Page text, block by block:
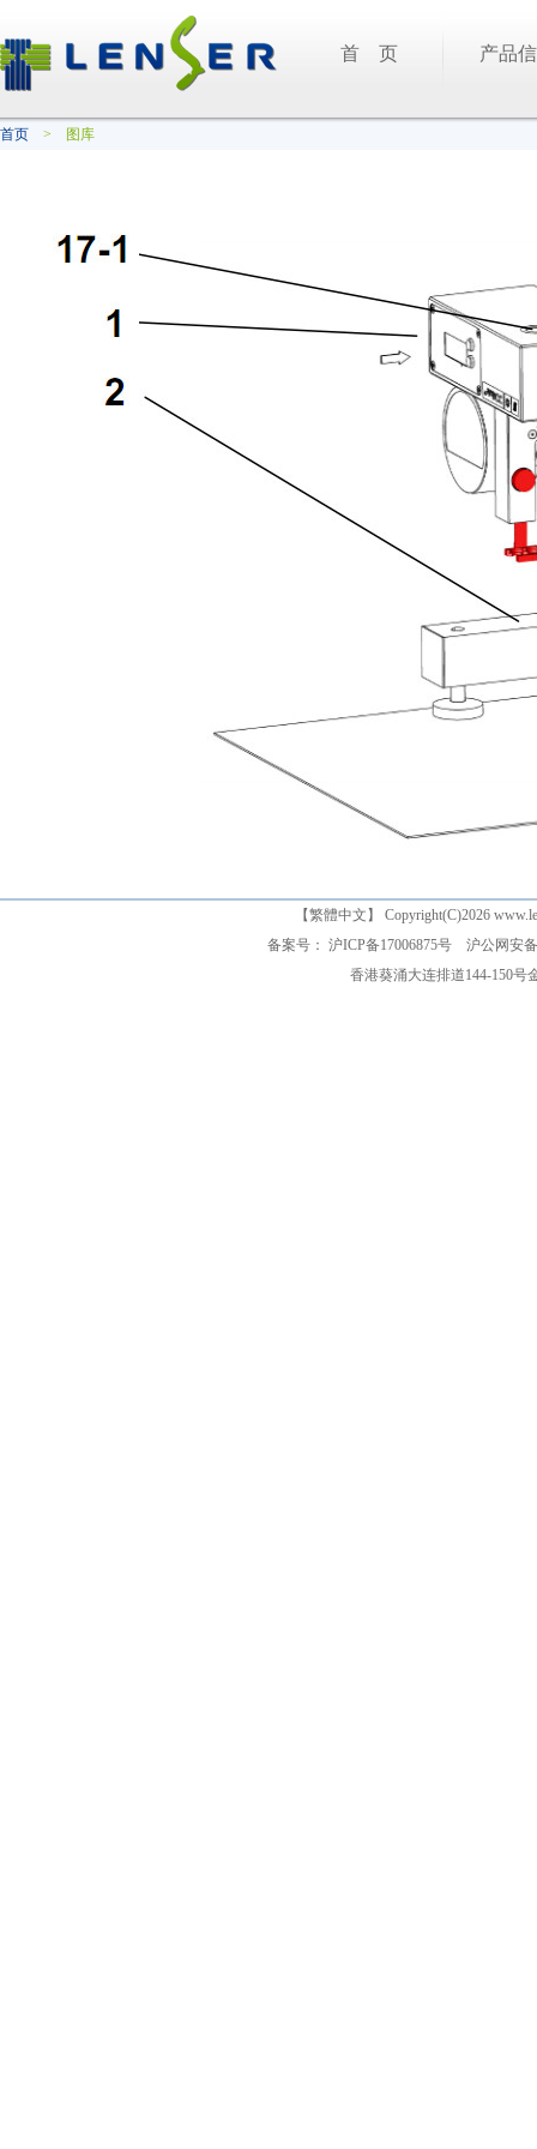
首 页 产品
首页 > 图库
【繁體中文 】 Copyright(C)2026
备案号： 沪ICP备17006875号
沪公网安
香港葵涌大连排道144-150号